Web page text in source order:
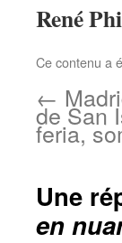
René
Ce contenu a
←
de San
feria,
Une
en